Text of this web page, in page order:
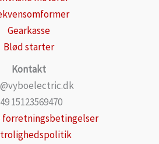
Gearkasse
Blød starter
Kontakt
15123569470
forretningsbetingelser